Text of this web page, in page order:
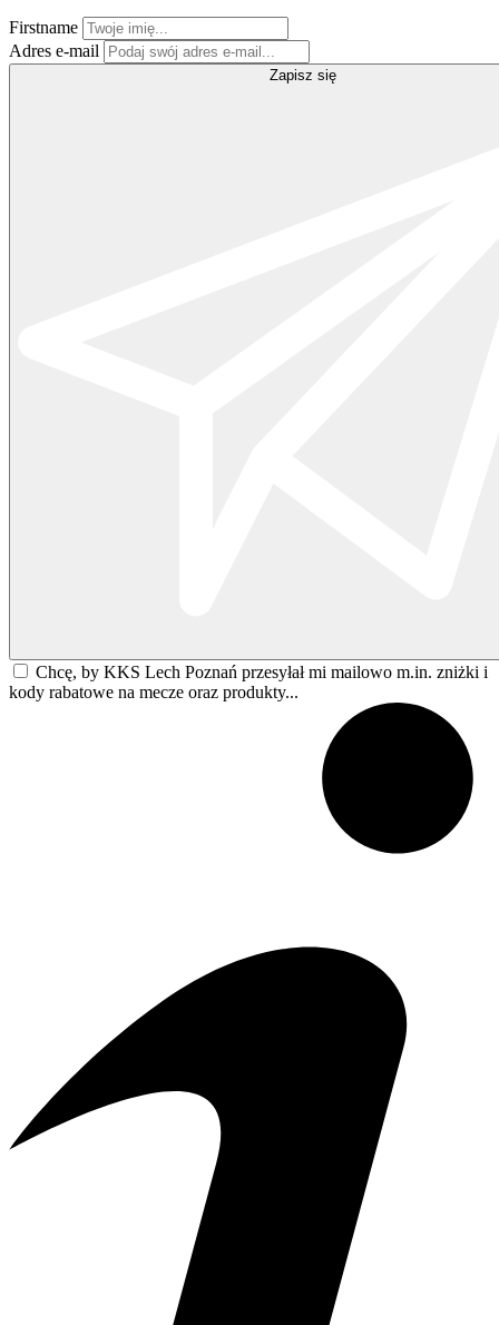
Firstname
Adres e-mail
Zapisz się
Chcę, by KKS Lech Poznań przesyłał mi mailowo m.in. zniżki i
kody rabatowe na mecze oraz produkty...